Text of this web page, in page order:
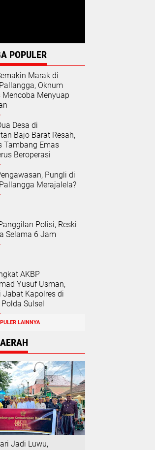
POPULER
Marak di
Oknum
Mencoba Menyuap
Desa di
Bajo Barat Resah,
Tambang Emas
Beroperasi
Pungli di
Merajalela?
Polisi, Reski
Selama 6 Jam
AKBP
Yusuf Usman,
Jabat Kapolres di
Sulsel
LAINNYA
Jadi Luwu,